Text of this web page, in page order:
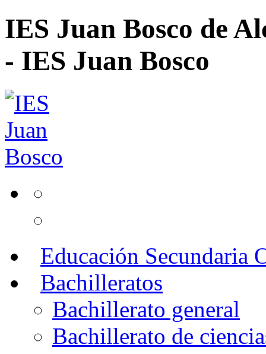
IES Juan Bosco de
- IES Juan Bosco
Educación Secundaria
Bachilleratos
Bachillerato general
Bachillerato de